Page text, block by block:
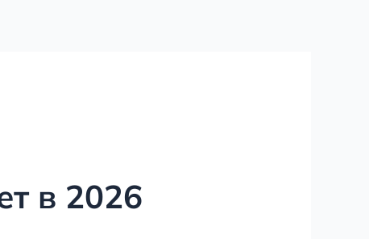
в 2026